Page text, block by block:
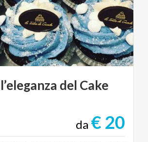
l’eleganza del Cake
da € 20